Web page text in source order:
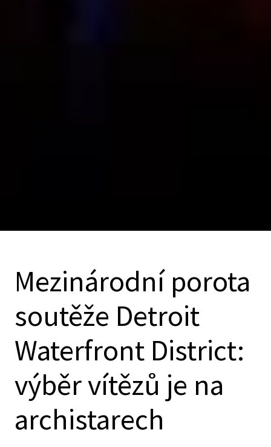
Mezinárodní porota
soutěže Detroit
Waterfront District:
výběr vítězů je na
archistarech